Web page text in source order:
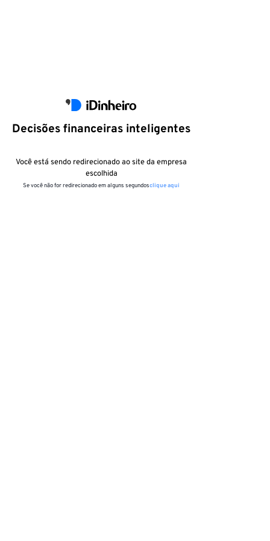
Decisões financeiras inteligentes
Você está sendo redirecionado ao site da empresa
escolhida
Se você não for redirecionado em alguns segundosclique aqui